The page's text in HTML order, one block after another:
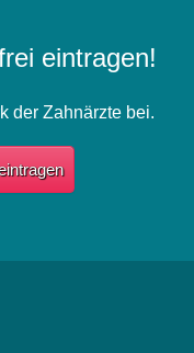
eintragen!
der Zahnärzte bei.